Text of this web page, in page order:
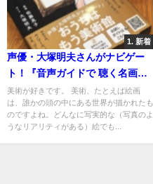
1. 新着
声優・大塚明夫さんがナビゲー
ト！『音声ガイドで 聴く名画』
で西洋絵画に触れてみよう
美術が好きです。 美術、たとえば絵画
は、誰かの頭の中にある世界が描かれたも
のですよね。どんなに写実的な（写真のよ
うなリアリティがある）絵でも...